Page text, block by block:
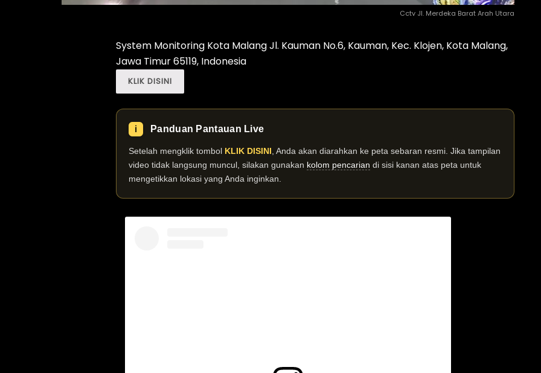
Cctv Jl. Merdeka Barat Arah Utara
System Monitoring Kota Malang Jl. Kauman No.6, Kauman, Kec. Klojen, Kota Malang,
Jawa Timur 65119, Indonesia
KLIK DISINI
ℹ️ Panduan Pantauan Live
Setelah mengklik tombol KLIK DISINI , Anda akan diarahkan ke peta sebaran resmi. Jika tampilan
video tidak langsung muncul, silakan gunakan kolom pencarian di sisi kanan atas peta untuk
mengetikkan lokasi yang Anda inginkan.